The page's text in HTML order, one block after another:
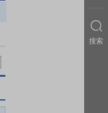
搜索